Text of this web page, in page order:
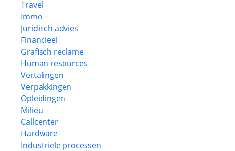
Travel
Immo
Juridisch advies
Financieel
Grafisch reclame
Human resources
Vertalingen
Verpakkingen
Opleidingen
Milieu
Callcenter
Hardware
Industriele processen